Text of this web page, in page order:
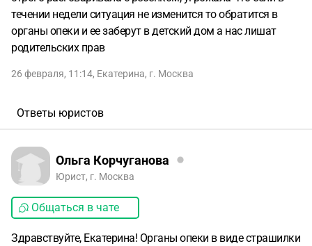
течении недели ситуация не изменится то обратится в
органы опеки и ее заберут в детский дом а нас лишат
родительских прав
26 февраля, 11:14, Екатерина, г. Москва
Ответы юристов
Ольга Корчуганова
Юрист, г. Москва
Общаться в чате
Здравствуйте, Екатерина! Органы опеки в виде страшилки